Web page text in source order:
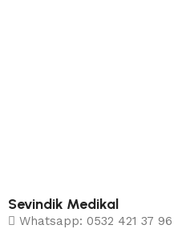
Sevindik Medikal
Whatsapp: 0532 421 37 96